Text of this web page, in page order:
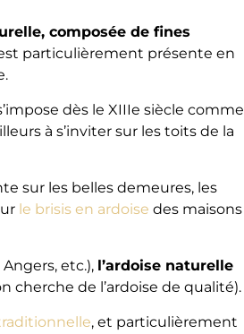
composée de fines
particulièrement présente en
dès le XIIIe siècle comme
à s’inviter sur les toits de la
sur les belles demeures, les
le brisis en ardoise des maisons
etc.), l’ardoise naturelle
cherche de l’ardoise de qualité).
, et particulièrement